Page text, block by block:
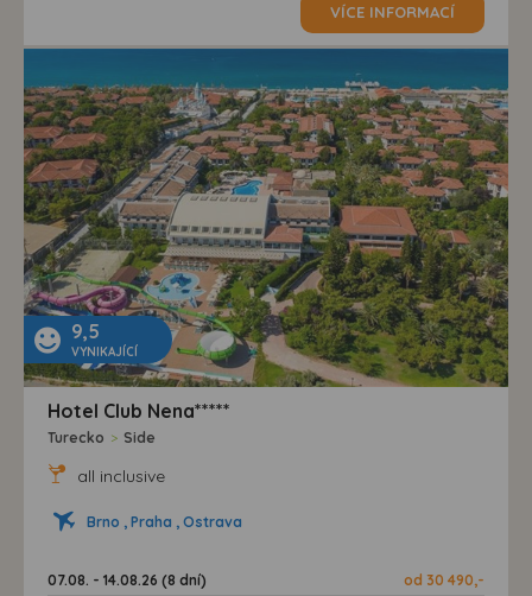
VÍCE INFORMACÍ
9,5
VYNIKAJÍCÍ
Hotel Club Nena*****
Turecko > Side
all inclusive
Brno , Praha , Ostrava
07.08. - 14.08.26 (8 dní)
od 30 490,-